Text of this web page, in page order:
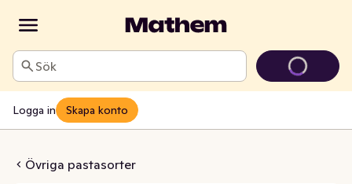
Sök
Logga in Skapa konto
Övriga pastasorter
Penne